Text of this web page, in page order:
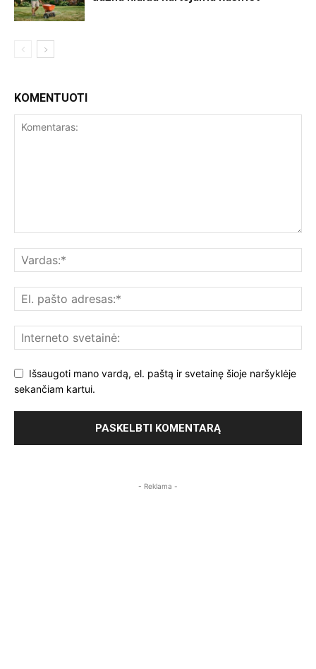
KOMENTUOTI
Išsaugoti mano vardą, el. paštą ir svetainę šioje naršyklėje
sekančiam kartui.
- Reklama -